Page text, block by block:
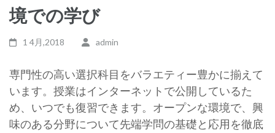
境での学び
1 4月,2018 admin
専門性の高い選択科目をバラエティー豊かに揃えて
います。授業はインターネットで公開しているた
め、いつでも復習できます。オープンな環境で、興
味のある分野について先端学問の基礎と応用を徹底